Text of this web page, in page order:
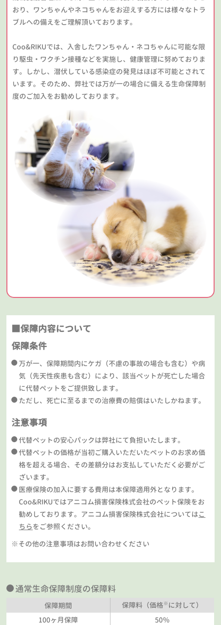
おり、ワンちゃんやネコちゃんをお迎えする方には様々なトラ
ブルへの備えをご理解頂いております。
Coo&RIKUでは、入舎したワンちゃん・ネコちゃんに可能な限
り駆虫・ワクチン接種などを実施し、健康管理に努めておりま
す。しかし、潜伏している感染症の発見はほぼ不可能とされて
います。そのため、弊社では万が一の場合に備える生命保障制
度のご加入をお勧めしております。
■保障内容について
保障条件
万が一、保障期間内にケガ（不慮の事故の場合も含む）や病
気（先天性疾患も含む）により、該当ペットが死亡した場合
に代替ペットをご提供致します。
ただし、死亡に至るまでの治療費の賠償はいたしかねます。
注意事項
代替ペットの安心パックは弊社にて負担いたします。
代替ペットの価格が当初ご購入いただいたペットのお求め価
格を超える場合、その差額分はお支払していただく必要がご
ざいます。
医療保険の加入に要する費用は本保障適用外となります。
Coo&RIKUではアニコム損害保険株式会社のペット保険をお
勧めしております。アニコム損害保険株式会社についてはこ
ちらをご参照ください。
※その他の注意事項はお問い合わせください
通常生命保障制度の保障料
保障期間 保障料（価格※に対して）
100ヶ月保障
50％